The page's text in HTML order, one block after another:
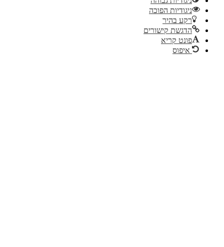
ניגודיות הפוכה
רקע בהיר
הדגשת קישורים
פונט קריא
איפוס